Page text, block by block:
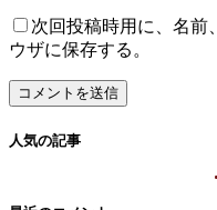
次回投稿時用に、名前
ウザに保存する。
人気の記事